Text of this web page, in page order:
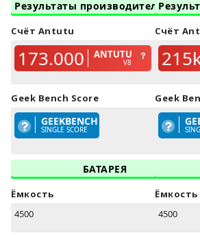
Результаты производительности
Счёт Antutu
173.000 ANTUTU
V8
Geek Bench Score
GEEKBENCH
SINGLE SCORE
БАТАРЕЯ
Ёмкость
4500
Счёт
Geek
Ёмкость
4500